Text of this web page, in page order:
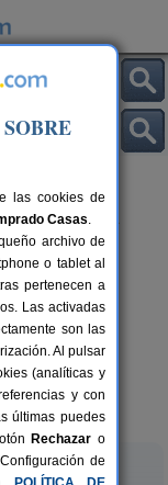
2-20 pers.
desde25 €
las cookies de
Casas.
archivo de
o tablet al
pertenecen a
Las activadas
son las
Al pulsar
(analíticas y
y con
últimas puedes
Rechazar o
de